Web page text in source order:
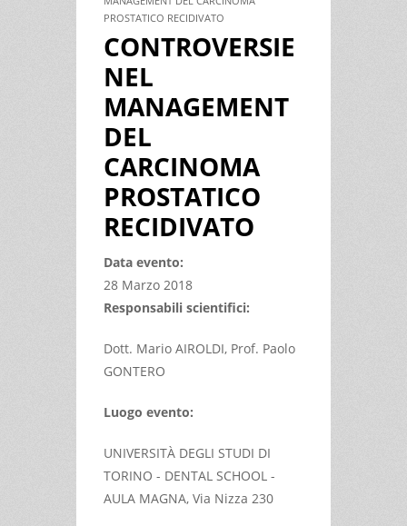
PROSTATICO RECIDIVATO
CONTROVERSIE
NEL
MANAGEMENT
DEL
CARCINOMA
PROSTATICO
RECIDIVATO
Data evento:
28 Marzo 2018
Responsabili scientifici:
Dott. Mario AIROLDI, Prof. Paolo
GONTERO
Luogo evento:
UNIVERSITÀ DEGLI STUDI DI
TORINO - DENTAL SCHOOL -
AULA MAGNA, Via Nizza 230